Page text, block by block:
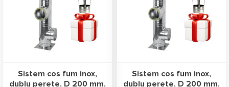
Sistem cos fum inox,
dublu perete, D 200 mm,
Sistem cos fum inox,
dublu perete, D 200 mm,